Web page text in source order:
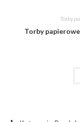
Torby
Torby